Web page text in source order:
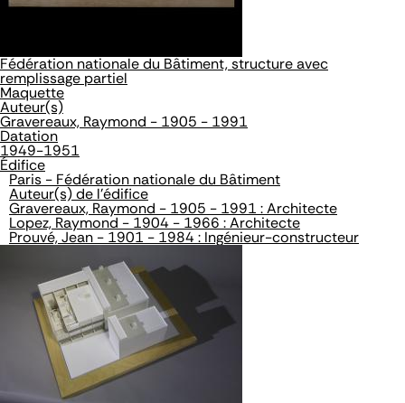
Fédération nationale du Bâtiment, structure avec
remplissage partiel
Maquette
Auteur(s)
Gravereaux, Raymond - 1905 - 1991
Datation
1949-1951
Édifice
Paris - Fédération nationale du Bâtiment
Auteur(s) de l'édifice
Gravereaux, Raymond - 1905 - 1991 : Architecte
Lopez, Raymond - 1904 - 1966 : Architecte
Prouvé, Jean - 1901 - 1984 : Ingénieur-constructeur